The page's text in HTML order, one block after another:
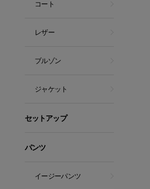
コート
レザー
ブルゾン
ジャケット
セットアップ
パンツ
イージーパンツ